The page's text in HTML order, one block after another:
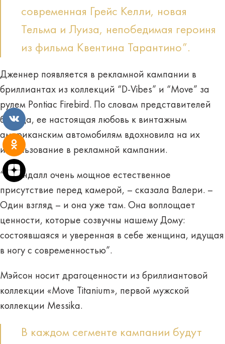
современная Грейс Келли, новая
Тельма и Луиза, непобедимая героиня
из фильма Квентина Тарантино”.
Дженнер появляется в рекламной кампании в
бриллиантах из коллекций “D-Vibes” и “Move” за
рулем Pontiac Firebird. По словам представителей
бренда, ее настоящая любовь к винтажным
американским автомобилям вдохновила на их
использование в рекламной кампании.
“У Кендалл очень мощное естественное
присутствие перед камерой, – сказала Валери. –
Один взгляд – и она уже там. Она воплощает
ценности, которые созвучны нашему Дому:
состоявшаяся и уверенная в себе женщина, идущая
в ногу с современностью”.
Мэйсон носит драгоценности из бриллиантовой
коллекции «Move Titanium», первой мужской
коллекции Messika.
В каждом сегменте кампании будут